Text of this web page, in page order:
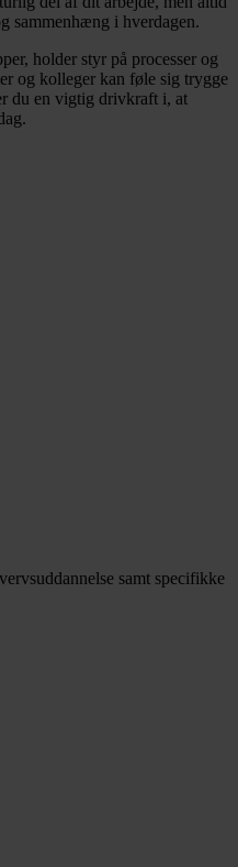
sammenhæng i hverdagen.
holder styr på processer og
og kolleger kan føle sig trygge
du en vigtig drivkraft i, at
samt specifikke